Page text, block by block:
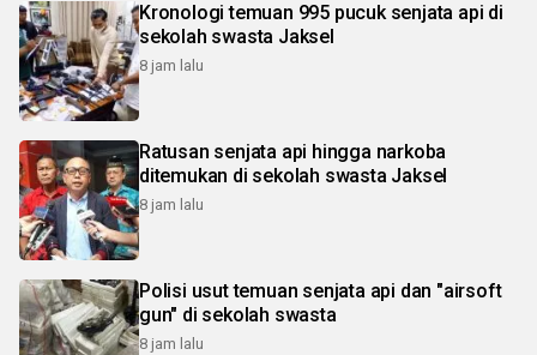
Kronologi temuan 995 pucuk senjata api di
sekolah swasta Jaksel
8 jam lalu
Ratusan senjata api hingga narkoba
ditemukan di sekolah swasta Jaksel
8 jam lalu
Polisi usut temuan senjata api dan "airsoft
gun" di sekolah swasta
8 jam lalu